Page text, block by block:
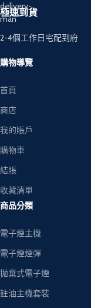
極速到貨
2-4個工作日宅配到府
購物導覽
首頁
商店
我的賬戶
購物車
結賬
收藏清單
商品分類
電子煙主機
電子煙煙彈
拋棄式電子煙
註油主機套裝